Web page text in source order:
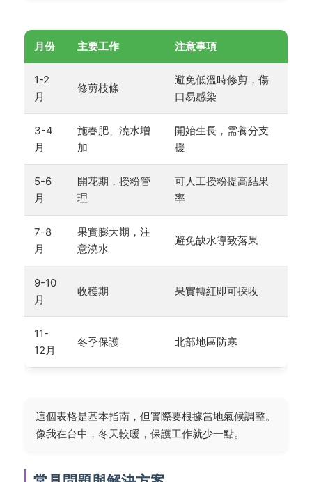
月份 主要工作 注意事項
1-2
月
修剪枝條
避免低溫時修剪，傷
口易感染
3-4
月
施春肥、澆水增
加
開始生長，需養分支
援
5-6
月
開花期，授粉管
理
可人工授粉提高結果
率
7-8
月
果實膨大期，注
意澆水
避免缺水導致落果
9-10
月
收穫期 果實轉紅即可採收
11-
12月
冬季保護 北部地區防寒
這個表格是基本指南，但實際要根據當地氣候調整。
像我在台中，冬天較暖，保護工作就少一點。